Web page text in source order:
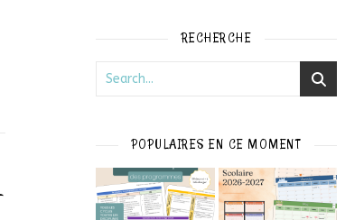
RECHERCHE
POPULAIRES EN CE MOMENT